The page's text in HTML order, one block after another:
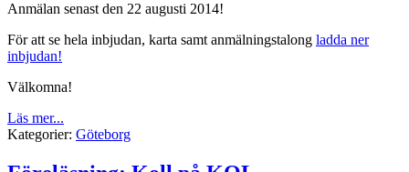
Anmälan senast den 22 augusti 2014!
För att se hela inbjudan, karta samt anmälningstalong ladda ner
inbjudan!
Välkomna!
Läs mer...
Kategorier: Göteborg